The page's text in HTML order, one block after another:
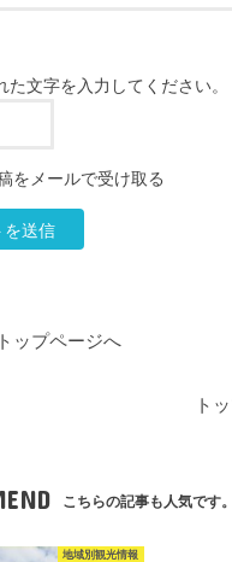
た文字を入力してください。
をメールで受け取る
トップページへ
ト
こちらの記事も人気です。
地域別観光情報